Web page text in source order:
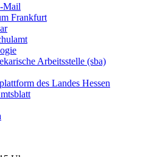
Mail
Frankfurt
Arbeitsstelle (sba)
des Landes Hessen